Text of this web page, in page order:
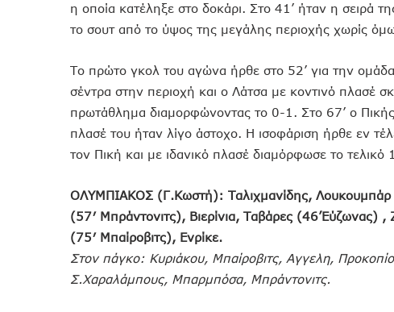
η οποία κατέληξε στο δοκάρι. Στο 41’ ήταν η σειρά
το σουτ από το ύψος της μεγάλης περιοχής χωρίς
Το πρώτο γκολ του αγώνα ήρθε στο 52’ για την
σέντρα στην περιοχή και ο Λάτσα με κοντινό πλασέ
πρωτάθλημα διαμορφώνοντας το 0-1. Στο 67’ ο Πικής
πλασέ του ήταν λίγο άστοχο. Η ισοφάριση ήρθε εν
τον Πική και με ιδανικό πλασέ διαμόρφωσε το τελικό
ΟΛΥΜΠΙΑΚΟΣ (Γ.Κωστή): Ταλιχμανίδης, Λουκουμπάρ
(57′ Μπράντονιτς), Βιερίνια, Ταβάρες
(75′ Μπαίροβιτς), Ενρίκε.
Στον πάγκο: Κυριάκου, Μπαίροβιτς, Αγγελη,
Σ.Χαραλάμπους, Μπαρμπόσα, Μπράντονιτς.